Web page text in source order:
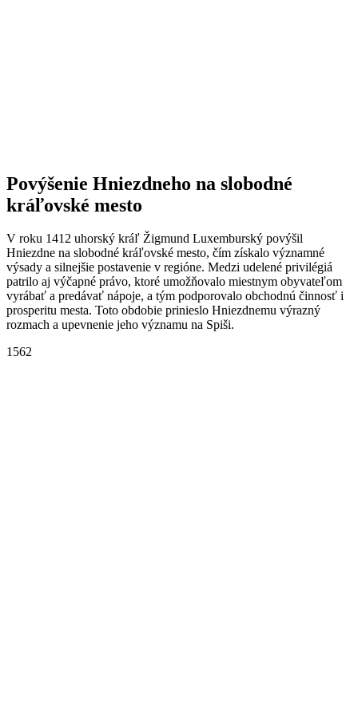
Povýšenie Hniezdneho na slobodné
kráľovské mesto
V roku 1412 uhorský kráľ Žigmund Luxemburský povýšil
Hniezdne na slobodné kráľovské mesto, čím získalo významné
výsady a silnejšie postavenie v regióne. Medzi udelené privilégiá
patrilo aj výčapné právo, ktoré umožňovalo miestnym obyvateľom
vyrábať a predávať nápoje, a tým podporovalo obchodnú činnosť i
prosperitu mesta. Toto obdobie prinieslo Hniezdnemu výrazný
rozmach a upevnenie jeho významu na Spiši.
1562